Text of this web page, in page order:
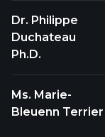
Dr. Philippe
Duchateau
Ph.D.
Ms. Marie-
Bleuenn Terrier